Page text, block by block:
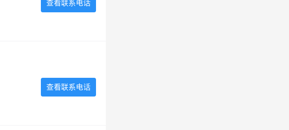
查看联系电话
查看联系电话